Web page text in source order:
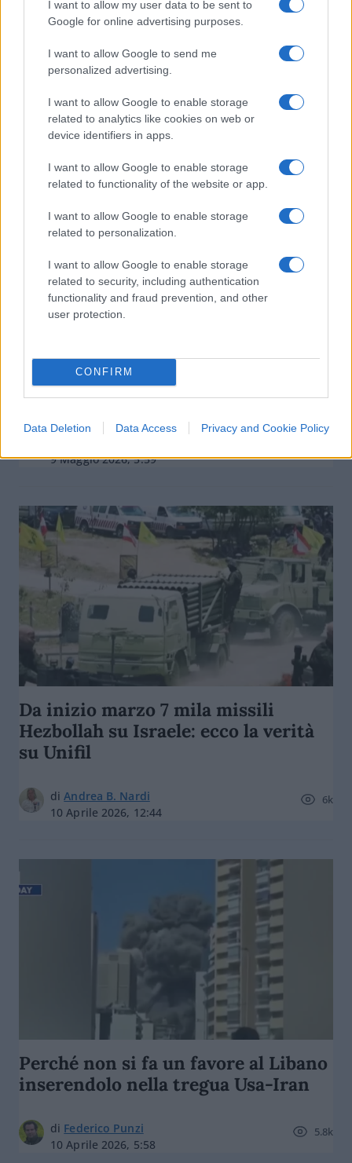
I want to allow my user data to be sent to
Google for online advertising purposes.
I want to allow Google to send me
personalized advertising.
I want to allow Google to enable storage
related to analytics like cookies on web or
device identifiers in apps.
I want to allow Google to enable storage
related to functionality of the website or app.
I want to allow Google to enable storage
related to personalization.
I want to allow Google to enable storage
related to security, including authentication
functionality and fraud prevention, and other
user protection.
CONFIRM
Data Deletion Data Access Privacy and Cookie Policy
Ma perché diavolo tifate per l’Iran?
diAndrea B. Nardi
26 Maggio 2026, 5:53
Meloni-Rubio, occasione sprecata:
Italia nel limbo
9 Maggio 2026, 5:59
Da inizio marzo 7 mila missili
Hezbollah su Israele: ecco la verità
su Unifil
diAndrea B. Nardi
10 Aprile 2026, 12:44
6k
Perché non si fa un favore al Libano
inserendolo nella tregua Usa-Iran
di Federico Punzi
10 Aprile 2026, 5:58
5.8k